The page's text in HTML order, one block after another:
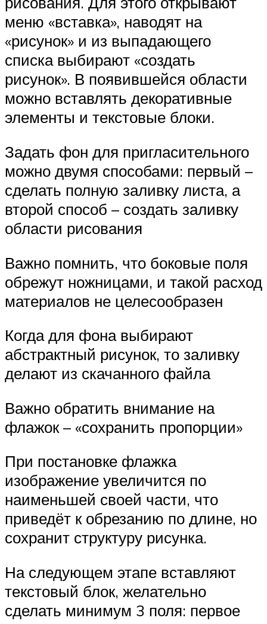
меню «вставка», наводят на
«рисунок» и из выпадающего
списка выбирают «создать
рисунок». В появившейся области
можно вставлять декоративные
элементы и текстовые блоки.
Задать фон для пригласительного
можно двумя способами: первый –
сделать полную заливку листа, а
второй способ – создать заливку
области рисования
Важно помнить, что боковые поля
обрежут ножницами, и такой расход
материалов не целесообразен
Когда для фона выбирают
абстрактный рисунок, то заливку
делают из скачанного файла
Важно обратить внимание на
флажок – «сохранить пропорции»
При постановке флажка
изображение увеличится по
наименьшей своей части, что
приведёт к обрезанию по длине, но
сохранит структуру рисунка.
На следующем этапе вставляют
текстовый блок, желательно
сделать минимум 3 поля: первое